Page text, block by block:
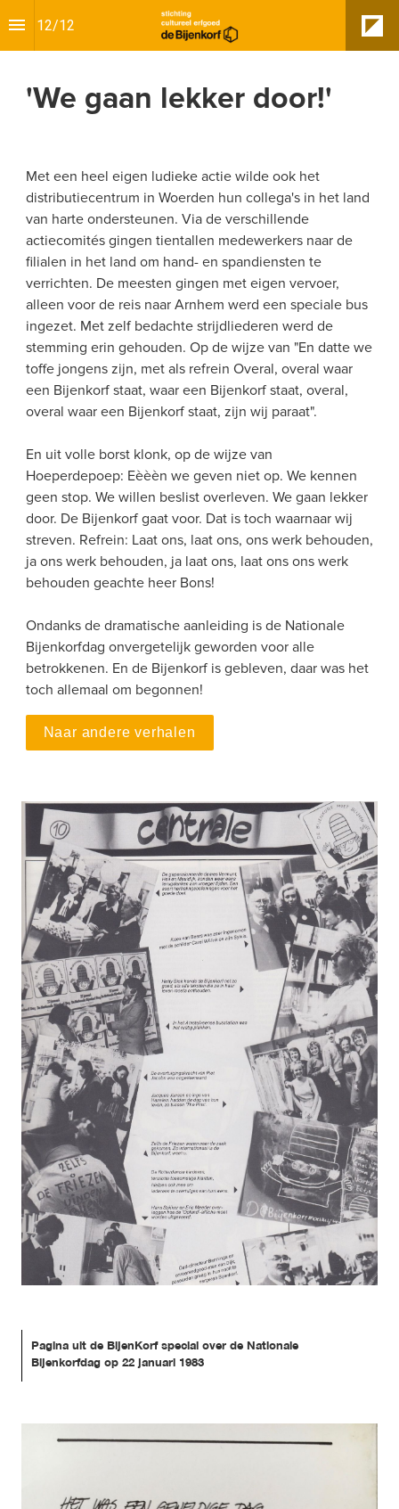
12/12
'We gaan lekker door!'
Pagina uit de BijenKorf special over de Nationale
Bijenkorfdag op 22 januari 1983
Met een heel eigen ludieke actie wilde ook het
distributiecentrum in Woerden hun collega's in het land
van harte ondersteunen. Via de verschillende
actiecomités gingen tientallen medewerkers naar de
filialen in het land om hand- en spandiensten te
verrichten. De meesten gingen met eigen vervoer,
alleen voor de reis naar Arnhem werd een speciale bus
ingezet. Met zelf bedachte strijdliederen werd de
stemming erin gehouden. Op de wijze van "En datte we
toffe jongens zijn, met als refrein Overal, overal waar
een Bijenkorf staat, waar een Bijenkorf staat, overal,
overal waar een Bijenkorf staat, zijn wij paraat".
En uit volle borst klonk, op de wijze van
Hoeperdepoep: Eèèèn we geven niet op. We kennen
geen stop. We willen beslist overleven. We gaan lekker
door. De Bijenkorf gaat voor. Dat is toch waarnaar wij
streven. Refrein: Laat ons, laat ons, ons werk behouden,
ja ons werk behouden, ja laat ons, laat ons ons werk
behouden geachte heer Bons!
Ondanks de dramatische aanleiding is de Nationale
Bijenkorfdag onvergetelijk geworden voor alle
betrokkenen. En de Bijenkorf is gebleven, daar was het
toch allemaal om begonnen!
Naar andere verhalen